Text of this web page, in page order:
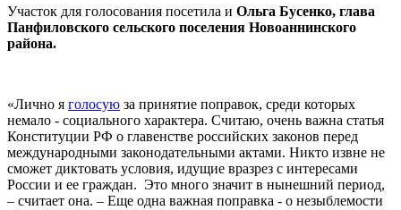
Участок для голосования посетила и Ольга Бусенко, глава
Панфиловского сельского поселения Новоаннинского
района.
«Лично я голосую за принятие поправок, среди которых
немало - социального характера. Считаю, очень важна статья
Конституции РФ о главенстве российских законов перед
международными законодательными актами. Никто извне не
сможет диктовать условия, идущие вразрез с интересами
России и ее граждан. Это много значит в нынешний период,
– считает она. – Еще одна важная поправка - о незыблемости